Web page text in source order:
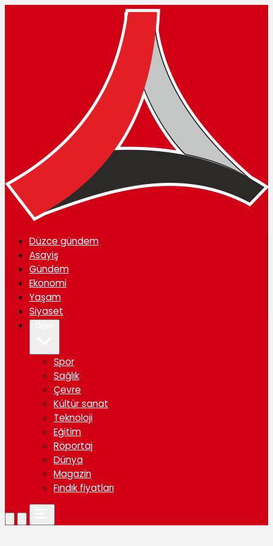
Düzce gündem
Asayiş
Gündem
Ekonomi
Yaşam
Siyaset
Spor
Sağlık
Çevre
Kültür sanat
Teknoloji
Eğitim
Röportaj
Dünya
Magazin
Fındık fiyatları